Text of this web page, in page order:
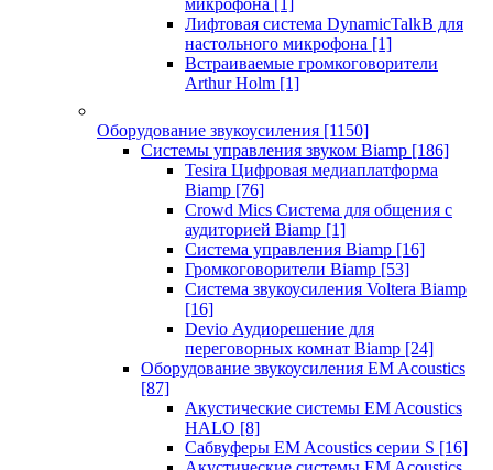
микрофона [1]
Лифтовая система DynamicTalkB для
настольного микрофона [1]
Встраиваемые громкоговорители
Arthur Holm [1]
Оборудование звукоусиления [1150]
Системы управления звуком Biamp [186]
Tesira Цифровая медиаплатформа
Biamp [76]
Crowd Mics Система для общения с
аудиторией Biamp [1]
Система управления Biamp [16]
Громкоговорители Biamp [53]
Система звукоусиления Voltera Biamp
[16]
Devio Аудиорешение для
переговорных комнат Biamp [24]
Оборудование звукоусиления EM Acoustics
[87]
Акустические системы EM Acoustics
HALO [8]
Сабвуферы EM Acoustics серии S [16]